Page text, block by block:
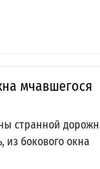
мчавшегося
странной
из бокового окна